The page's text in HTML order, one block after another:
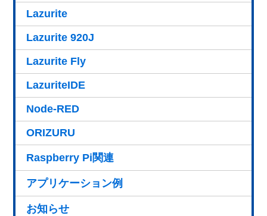
Lazurite
Lazurite 920J
Lazurite Fly
LazuriteIDE
Node-RED
ORIZURU
Raspberry Pi関連
アプリケーション例
お知らせ